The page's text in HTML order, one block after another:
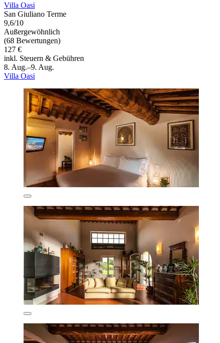
Villa Oasi
San Giuliano Terme
9,6/10
Außergewöhnlich
(68 Bewertungen)
127 €
inkl. Steuern & Gebühren
8. Aug.–9. Aug.
Villa Oasi